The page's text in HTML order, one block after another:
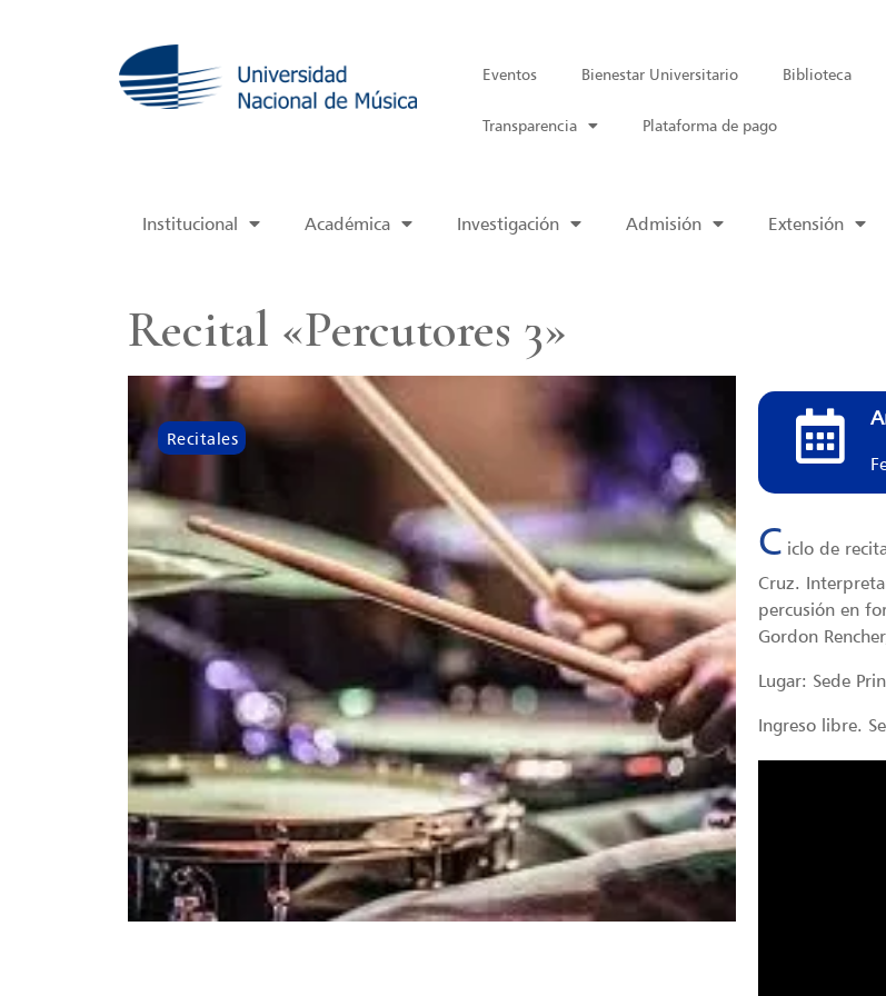
Eventos Bienestar Universitario Biblioteca
Transparencia Plataforma de pago
Institucional Académica Investigación Admisión Extensión
Recital «Percutores 3»
Recitales
C iclo de
Cruz.
percusión en
Gordon
Lugar: Sede
Ingreso libre.